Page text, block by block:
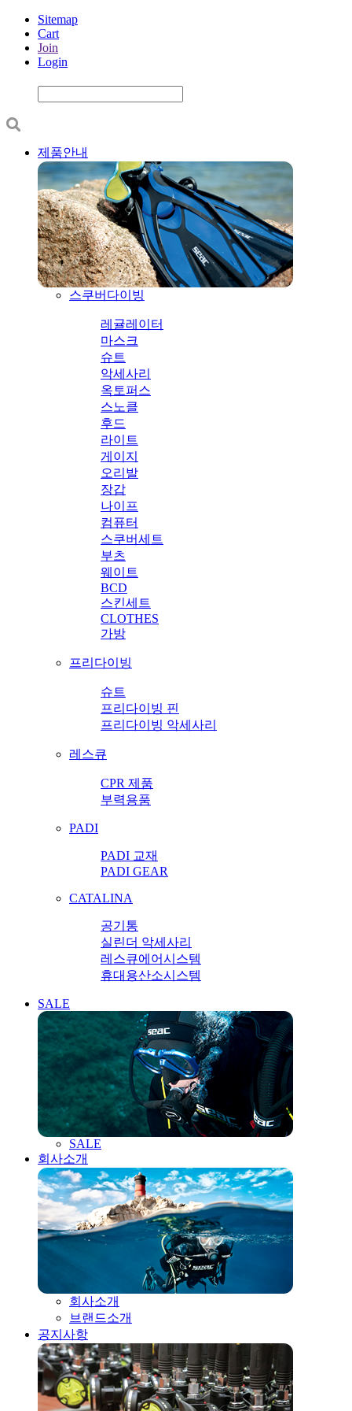
Sitemap
Cart
Join
Login
제품안내
스쿠버다이빙
레귤레이터
마스크
슈트
악세사리
옥토퍼스
스노클
후드
라이트
게이지
오리발
장갑
나이프
컴퓨터
스쿠버세트
부츠
웨이트
BCD
스킨세트
CLOTHES
가방
프리다이빙
슈트
프리다이빙 핀
프리다이빙 악세사리
레스큐
CPR 제품
부력용품
PADI
PADI 교재
PADI GEAR
CATALINA
공기통
실린더 악세사리
레스큐에어시스템
휴대용산소시스템
SALE
SALE
회사소개
회사소개
브랜드소개
공지사항